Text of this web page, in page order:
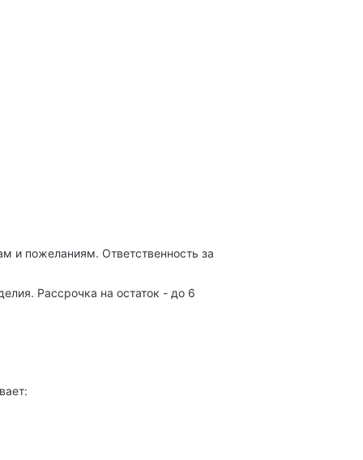
и пожеланиям. Ответственность за
Рассрочка на остаток - до 6